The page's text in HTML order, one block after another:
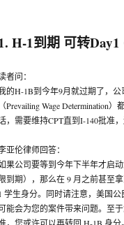
H-1到期 可转Day1
者问：
的H-1B到今年9月就过期了，
（Prevailing Wage
，需要维持CPT直到I-140批准
亚伦律师回答：
果公司要等到今年下半年才启
限到期），那么在 9 月之前甚至
学生身分。同时请注意，美国
能会为您的案件带来问题。至